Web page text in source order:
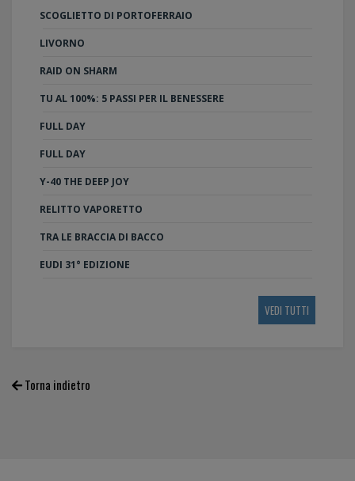
SCOGLIETTO DI PORTOFERRAIO
LIVORNO
RAID ON SHARM
TU AL 100%: 5 PASSI PER IL BENESSERE
FULL DAY
FULL DAY
Y-40 THE DEEP JOY
RELITTO VAPORETTO
TRA LE BRACCIA DI BACCO
EUDI 31° EDIZIONE
VEDI TUTTI
Torna indietro